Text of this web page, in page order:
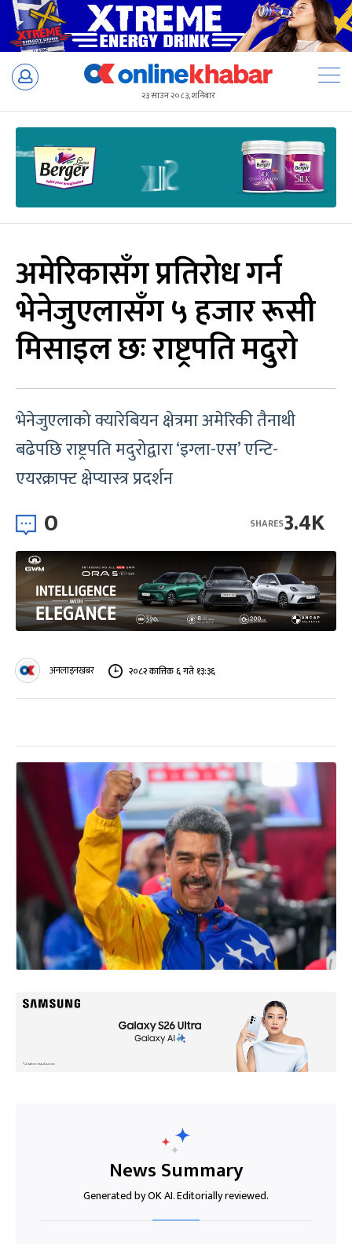
Skip
२३ साउन २०८३, शनिबार
अमेरिकासँग प्रतिरोध गर्न
भेनेजुएलासँग ५ हजार रूसी
मिसाइल छः राष्ट्रपति मदुरो
भेनेजुएलाको क्यारेबियन क्षेत्रमा अमेरिकी तैनाथी
बढेपछि राष्ट्रपति मदुरोद्वारा ‘इग्ला-एस’ एन्टि-
एयरक्राफ्ट क्षेप्यास्त्र प्रदर्शन
0 3.4K
SHARES
अनलाइनखबर २०८२ कात्तिक ६ गते १३:३६
News Summary
Generated by OK AI. Editorially reviewed.